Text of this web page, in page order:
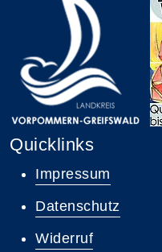
Quicklinks
Impressum
Datenschutz
Widerruf